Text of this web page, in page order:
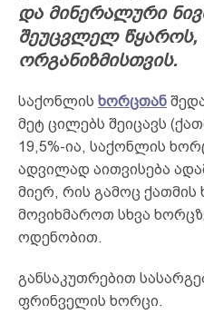
და მინერალური
შეუცვლელ წყაროს,
ორგანიზმისთვის.
საქონლის ხორცთან
მეტ ცილებს შეიცავს
19,5%-ია, საქონლის
ადვილად აითვისება
მიერ, რის გამოც
მოვიხმაროთ სხვა
ოდენობით.
განსაკუთრებით
ფრინველის ხორცი.